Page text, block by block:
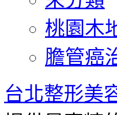
桃園木
膽管癌
台北整形美